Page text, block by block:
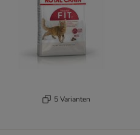
5 Varianten